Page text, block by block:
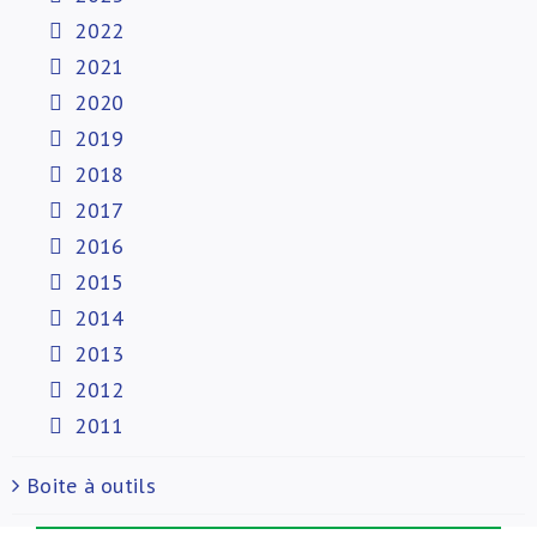
2022
2021
2020
2019
2018
2017
2016
2015
2014
2013
2012
2011
Boite à outils